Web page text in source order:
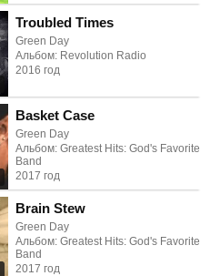
Troubled Times
Green Day
Альбом: Revolution Radio
2016 год
Basket Case
Green Day
Альбом: Greatest Hits: God's Favorite
Band
2017 год
Brain Stew
Green Day
Альбом: Greatest Hits: God's Favorite
Band
2017 год